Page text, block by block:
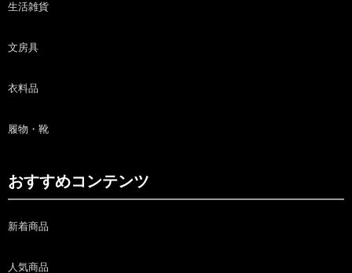
生活雑貨
文房具
衣料品
履物・靴
おすすめコンテンツ
新着商品
人気商品